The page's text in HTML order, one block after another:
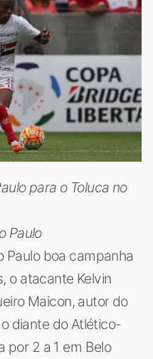
para o Toluca no
Paulo
Paulo boa campanha
o atacante Kelvin
Maicon, autor do
diante do Atlético-
por 2 a 1 em Belo